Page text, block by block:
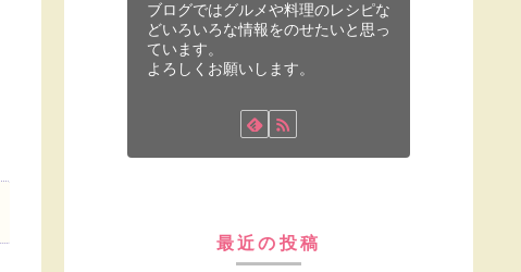
ブログではグルメや料理のレシピな
どいろいろな情報をのせたいと思っ
ています。
よろしくお願いします。
最近の投稿